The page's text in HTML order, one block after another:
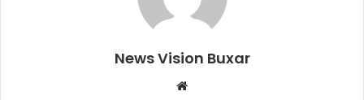
News Vision Buxar